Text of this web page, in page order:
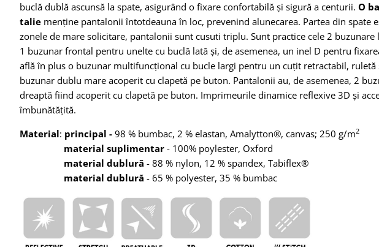
buclă dublă ascunsă la spate, asigurând o fixare confortabilă și sigură a centurii. O
talie menține pantalonii întotdeauna în loc, prevenind alunecarea. Partea din spate
zonele de mare solicitare, pantalonii sunt cusuti triplu. Sunt practice cele 2
1 buzunar frontal pentru unelte cu buclă lată și, de asemenea, un inel D pentru
află în plus o buzunar multifuncțional cu bucle largi pentru un cuțit retractabil,
buzunar dublu mare acoperit cu clapetă pe buton. Pantalonii au, de asemenea, 2
dreaptă fiind acoperit cu clapetă pe buton. Imprimeurile dinamice reflexive 3D și
îmbunătățită.
Material: principal - 98 % bumbac, 2 % elastan, Amalytton®, canvas; 250 g/m2
material suplimentar - 100% poylester, Oxford
material dublură - 88 % nylon, 12 % spandex, Tabiflex®
material dublură - 65 % polyester, 35 % bumbac